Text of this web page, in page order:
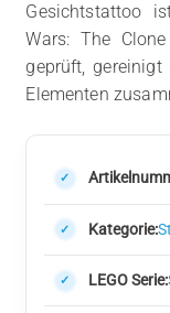
Gesichtstattoo
Wars: The
geprüft,
Elementen
Kategorie:
LEGO Serie: